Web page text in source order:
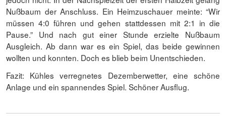
Nußbaum der Anschluss. Ein Heimzuschauer meinte: “Wir
müssen 4:0 führen und gehen stattdessen mit 2:1 in die
Pause.” Und nach gut einer Stunde erzielte Nußbaum
Ausgleich. Ab dann war es ein Spiel, das beide gewinnen
wollten und konnten. Doch es blieb beim Unentschieden.
Fazit: Kühles verregnetes Dezemberwetter, eine schöne
Anlage und ein spannendes Spiel. Schöner Ausflug.